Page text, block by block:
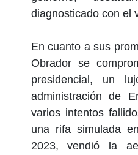
diagnosticado con el
En cuanto a sus
Obrador se
presidencial, un
administración de
varios intentos
una rifa simulada
2023, vendió la